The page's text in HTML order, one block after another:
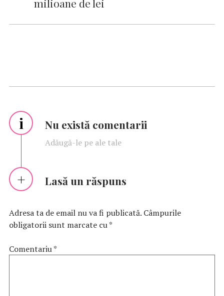
milioane de lei
i Nu există comentarii
Adăugă-le pe ale tale
Lasă un răspuns
Adresa ta de email nu va fi publicată. Câmpurile
obligatorii sunt marcate cu*
Comentariu*